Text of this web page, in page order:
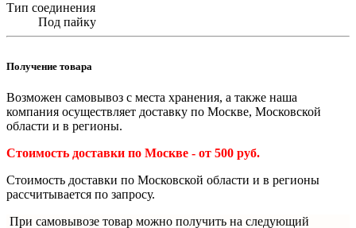
Тип соединения
Под пайку
Получение товара
Возможен самовывоз с места хранения, а также наша
компания осуществляет доставку по Москве, Московской
области и в регионы.
Стоимость доставки по Москве - от 500 руб.
Стоимость доставки по Московской области и в регионы
рассчитывается по запросу.
При самовывозе товар можно получить на следующий